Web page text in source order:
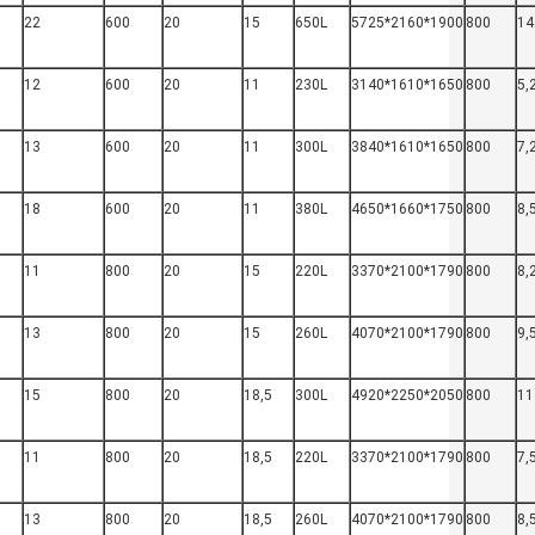
22 600 20 15 650L 5725*2160*1900 800 14
12 600 20 11 230L 3140*1610*1650 800
13 600 20 11 300L 3840*1610*1650 800
18 600 20 11 380L 4650*1660*1750 800
11 800 20 15 220L 3370*2100*1790 800
13 800 20 15 260L 4070*2100*1790 800
15 800 20 18,5 300L 4920*2250*2050 800 11
11 800 20 18,5 220L 3370*2100*1790 800
13 800 20 18,5 260L 4070*2100*1790 800